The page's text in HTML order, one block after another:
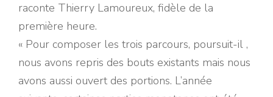
raconte Thierry Lamoureux, fidèle de la
première heure.
« Pour composer les trois parcours, poursuit-il ,
nous avons repris des bouts existants mais nous
avons aussi ouvert des portions. L’année